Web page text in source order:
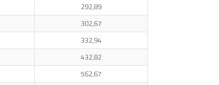
292,89
302,67
332,94
432,82
562,67